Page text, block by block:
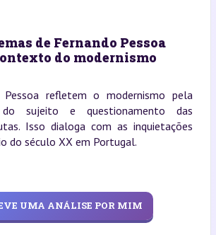
de Fernando Pessoa
do modernismo
refletem o modernismo pela
do sujeito e questionamento das
Isso dialoga com as inquietações
do século XX em Portugal.
UMA ANÁLISE POR MIM